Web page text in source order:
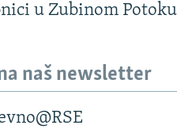
u Zubinom
naš newsletter